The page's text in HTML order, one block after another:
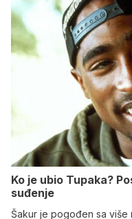
Ko je ubio Tupaka?
suđenje
Šakur je pogođen sa više